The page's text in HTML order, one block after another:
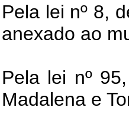
Pela lei nº 8,
anexado ao
Pela lei nº
Madalena e